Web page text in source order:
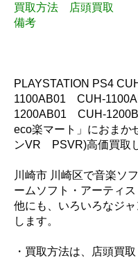
買取方法 店頭買取
備考
PLAYSTATION PS4
1100AB01 CUH-
1200AB01 CUH-
eco楽マート」におまか
ンVR PSVR)高価買取
川崎市 川崎区で音楽ソ
ームソフト・アーティ
他にも、いろいろなジ
します。
・買取方法は、店頭買